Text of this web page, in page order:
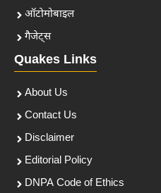
ऑटोमोबाइल
गैजेट्स
Quakes Links
About Us
Contact Us
Disclaimer
Editorial Policy
DNPA Code of Ethics